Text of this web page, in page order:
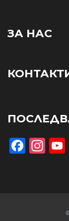
ЗА НАС